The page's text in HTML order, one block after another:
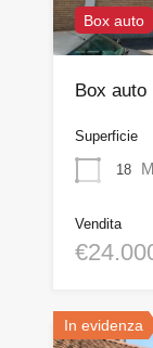
Box auto
Box auto
Superficie
18
Vendita
In evidenza